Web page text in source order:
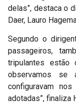
delas”, destaca o
Daer, Lauro
Segundo o
passageiros,
tripulantes estão
observamos
configuravam
adotadas”, finaliza